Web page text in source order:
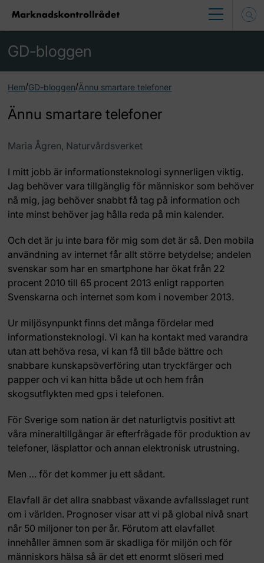
Hem/GD-bloggen/Ännu smartare telefoner
GD-bloggen
Ännu smartare telefoner
Maria Ågren, Naturvårdsverket
I mitt jobb är informationsteknologi synnerligen viktig.
Jag behöver vara tillgänglig för människor som behöver
nå mig, jag behöver snabbt få tag på information och
inte minst behöver jag hålla reda på min kalender.
Och det är ju inte bara för mig som det är så. Den mobila
användning av internet får allt större betydelse; andelen
svenskar som har en smartphone har ökat från 22
procent 2010 till 65 procent 2013 enligt rapporten
Svenskarna och internet som kom i november 2013.
Ur miljösynpunkt finns det många fördelar med
informationsteknologi. Vi kan ha kontakt med varandra
utan att behöva resa, vi kan få till både bättre och
snabbare kunskapsöverföring utan tryckfärger och
papper och vi kan hitta både ut och hem från
skogsutflykten med gps i telefonen.
För Sverige som nation är det naturligtvis positivt att
våra mineraltillgångar är efterfrågade för produktion av
telefoner, läsplattor och annan elektronisk utrustning.
Men … för det kommer ju ett sådant.
Elavfall är det allra snabbast växande avfallsslaget runt
om i världen. Prognoser visar att vi på global nivå snart
når 50 miljoner ton per år. Förutom att elavfallet
innehåller ämnen som är skadliga för miljön och för
människors hälsa så är det ett enormt slöseri med